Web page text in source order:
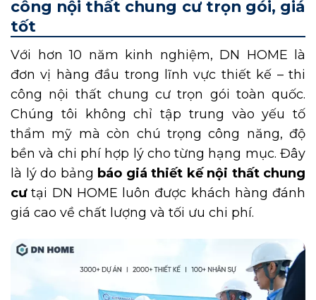
công nội thất chung cư trọn gói, giá
tốt
Với hơn 10 năm kinh nghiệm, DN HOME là
đơn vị hàng đầu trong lĩnh vực thiết kế – thi
công nội thất chung cư trọn gói toàn quốc.
Chúng tôi không chỉ tập trung vào yếu tố
thẩm mỹ mà còn chú trọng công năng, độ
bền và chi phí hợp lý cho từng hạng mục. Đây
là lý do bảng báo giá thiết kế nội thất chung
cưtại DN HOME luôn được khách hàng đánh
giá cao về chất lượng và tối ưu chi phí.